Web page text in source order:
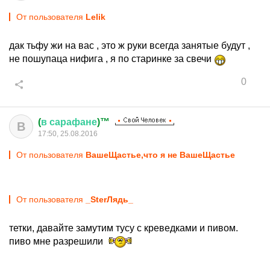
От пользователя Lelik
дак тьфу жи на вас , это ж руки всегда занятые будут ,
не пошупаца нифига , я по старинке за свечи
0
В (в сарафане)™
17:50, 25.08.2016
От пользователя ВашеЩастье,что я не ВашеЩастье
От пользователя _SterЛядь_
тетки, давайте замутим тусу с креведками и пивом.
пиво мне разрешили